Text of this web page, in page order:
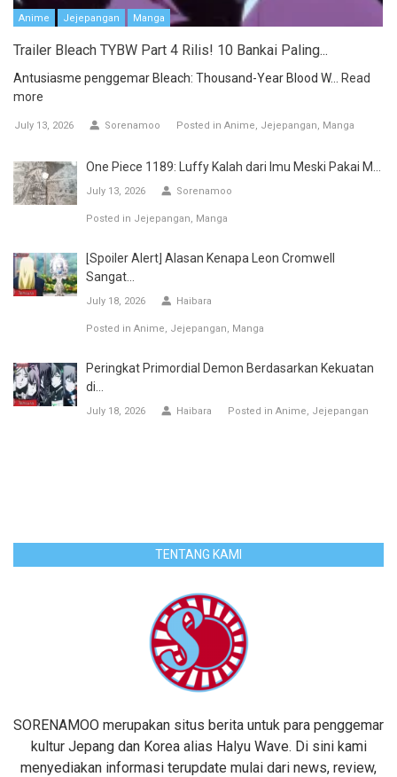
Anime Jejepangan Manga
Trailer Bleach TYBW Part 4 Rilis! 10 Bankai Paling...
Antusiasme penggemar Bleach: Thousand-Year Blood W...
Read
more
July 13, 2026 Sorenamoo Posted in Anime Jejepangan Manga
One Piece 1189: Luffy Kalah dari Imu Meski Pakai M...
July 13, 2026 Sorenamoo
Posted in Jejepangan Manga
[Spoiler Alert] Alasan Kenapa Leon Cromwell
Sangat...
July 18, 2026 Haibara
Posted in Anime Jejepangan Manga
Peringkat Primordial Demon Berdasarkan Kekuatan
di...
July 18, 2026 Haibara Posted in Anime Jejepangan
TENTANG KAMI
SORENAMOO merupakan situs berita untuk para penggemar
kultur Jepang dan Korea alias Halyu Wave. Di sini kami
menyediakan informasi terupdate mulai dari news, review,